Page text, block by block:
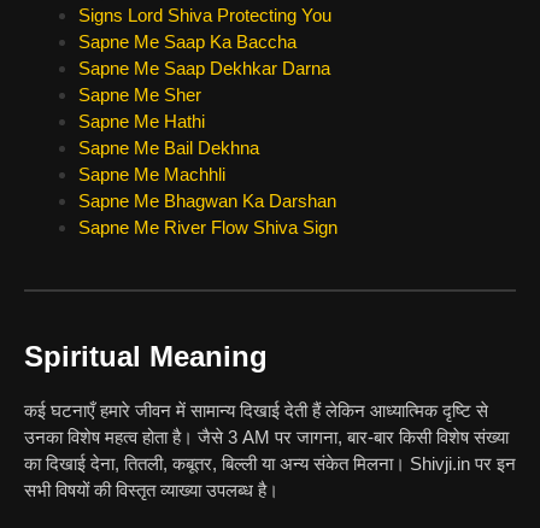
Signs Lord Shiva Protecting You
Sapne Me Saap Ka Baccha
Sapne Me Saap Dekhkar Darna
Sapne Me Sher
Sapne Me Hathi
Sapne Me Bail Dekhna
Sapne Me Machhli
Sapne Me Bhagwan Ka Darshan
Sapne Me River Flow Shiva Sign
Spiritual Meaning
कई घटनाएँ हमारे जीवन में सामान्य दिखाई देती हैं लेकिन आध्यात्मिक दृष्टि से
उनका विशेष महत्व होता है। जैसे 3 AM पर जागना, बार-बार किसी विशेष संख्या
का दिखाई देना, तितली, कबूतर, बिल्ली या अन्य संकेत मिलना। Shivji.in पर इन
सभी विषयों की विस्तृत व्याख्या उपलब्ध है।